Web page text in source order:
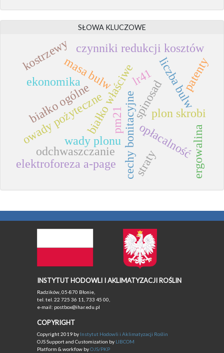
SŁOWA KLUCZOWE
cechy bonitacyjne
białko właściwe
owady pożyteczne spinosadplon skrobi
wady plonu
liczba bulw
masa bulw
białko ogólne
odchwaszczanie opłacalność
czynniki redukcji kosztów
ekonomika
ergowalina
kostrzewy
lr41
pm21
elektroforeza a-page
patenty
straty
INSTYTUT HODOWLI I AKLIMATYZACJI ROŚLIN
Radzików, 05-870 Błonie,
tel. tel. 22 725 36 11, 733 45 00,
e-mail: postbox@ihar.edu.pl
COPYRIGHT
Copyright 2019 by Instytut Hodowli i Aklimatyzacji Roślin
OJS Support and Customization by LIBCOM
Platform & workfow byOJS/PKP